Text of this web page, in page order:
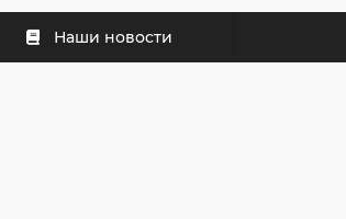
Наши новости